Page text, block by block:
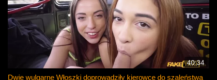
40:34
Dwie wulgarne Włoszki doprowadziły kierowcę do szaleństwa